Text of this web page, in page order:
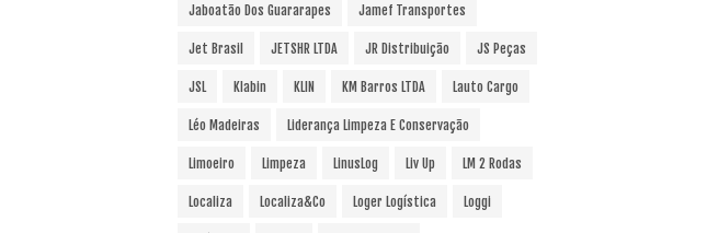
Jaboatão Dos Guararapes Jamef Transportes
Jet Brasil JETSHR LTDA JR Distribuição JS Peças
JSL Klabin KLIN KM Barros LTDA Lauto Cargo
Léo Madeiras Liderança Limpeza E Conservação
Limoeiro Limpeza LinusLog Liv Up LM 2 Rodas
Localiza Localiza&Co Loger Logística Loggi